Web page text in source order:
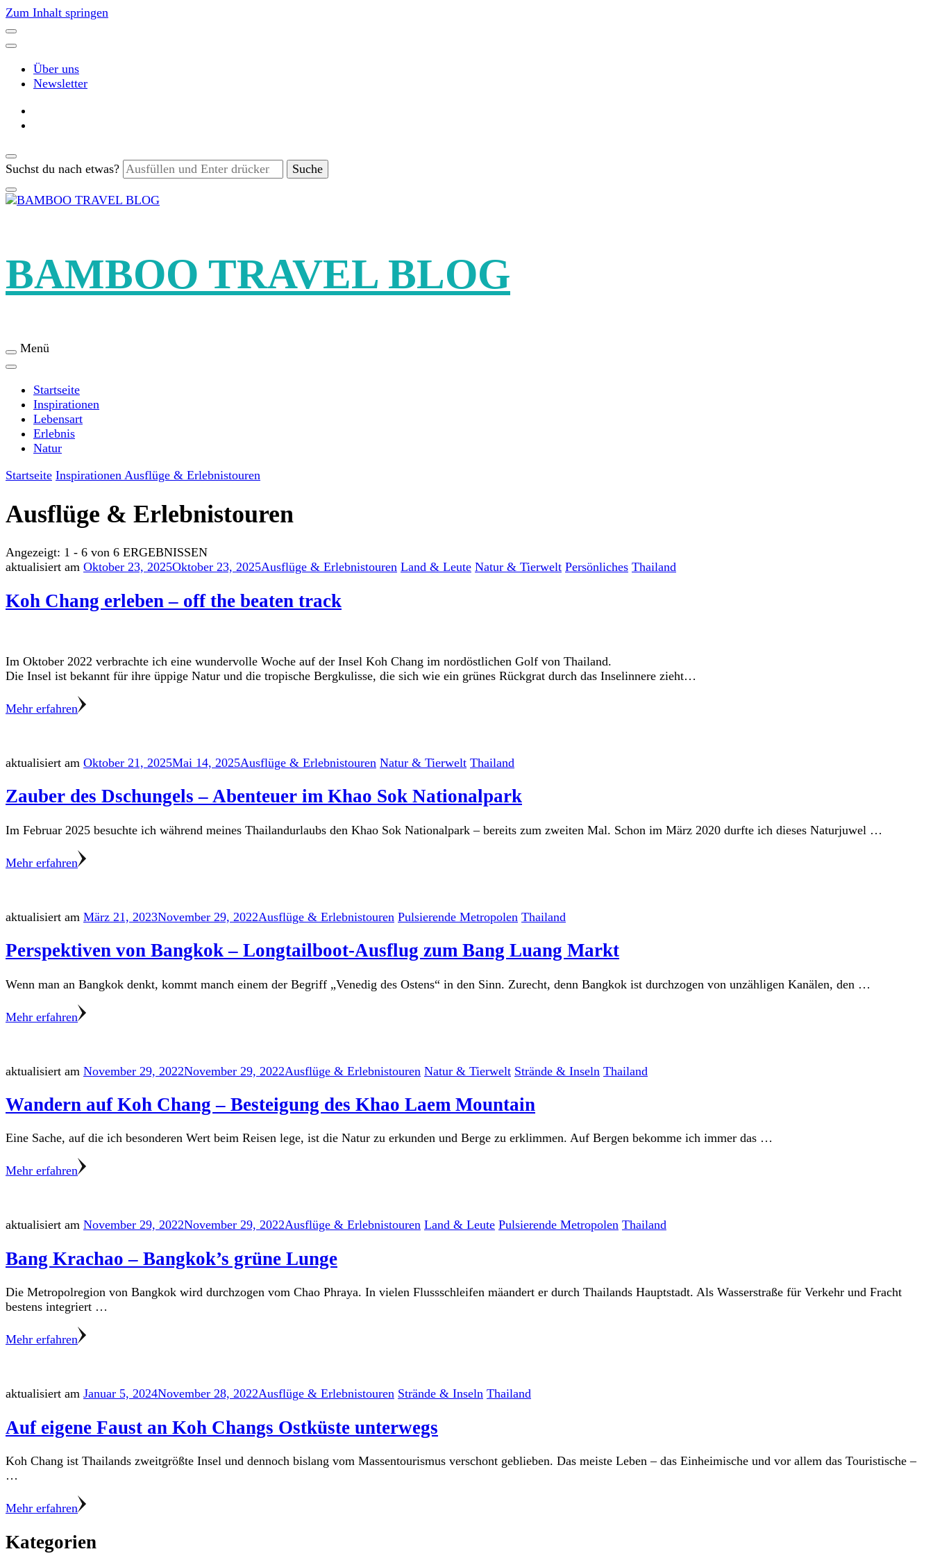
Zum Inhalt springen
Über uns
Newsletter
Suchst du nach etwas?
BAMBOO TRAVEL BLOG
Menü
Startseite
Inspirationen
Lebensart
Erlebnis
Natur
Startseite Inspirationen Ausflüge & Erlebnistouren
Ausflüge & Erlebnistouren
Angezeigt: 1 - 6 von 6 ERGEBNISSEN
aktualisiert am Oktober 23, 2025Oktober 23, 2025Ausflüge & Erlebnistouren Land & Leute Natur & Tierwelt Persönliches Thailand
Koh Chang erleben – off the beaten track
Im Oktober 2022 verbrachte ich eine wundervolle Woche auf der Insel Koh Chang im nordöstlichen Golf von Thailand.
Die Insel ist bekannt für ihre üppige Natur und die tropische Bergkulisse, die sich wie ein grünes Rückgrat durch das Inselinnere zieht…
Mehr erfahren
aktualisiert am Oktober 21, 2025Mai 14, 2025Ausflüge & Erlebnistouren Natur & Tierwelt Thailand
Zauber des Dschungels – Abenteuer im Khao Sok Nationalpark
Im Februar 2025 besuchte ich während meines Thailandurlaubs den Khao Sok Nationalpark – bereits zum zweiten Mal. Schon im März 2020 durfte ich dieses Naturjuwel …
Mehr erfahren
aktualisiert am März 21, 2023November 29, 2022Ausflüge & Erlebnistouren Pulsierende Metropolen Thailand
Perspektiven von Bangkok – Longtailboot-Ausflug zum Bang Luang Markt
Wenn man an Bangkok denkt, kommt manch einem der Begriff „Venedig des Ostens“ in den Sinn. Zurecht, denn Bangkok ist durchzogen von unzähligen Kanälen, den …
Mehr erfahren
aktualisiert am November 29, 2022November 29, 2022Ausflüge & Erlebnistouren Natur & Tierwelt Strände & Inseln Thailand
Wandern auf Koh Chang – Besteigung des Khao Laem Mountain
Eine Sache, auf die ich besonderen Wert beim Reisen lege, ist die Natur zu erkunden und Berge zu erklimmen. Auf Bergen bekomme ich immer das …
Mehr erfahren
aktualisiert am November 29, 2022November 29, 2022Ausflüge & Erlebnistouren Land & Leute Pulsierende Metropolen Thailand
Bang Krachao – Bangkok’s grüne Lunge
Die Metropolregion von Bangkok wird durchzogen vom Chao Phraya. In vielen Flussschleifen mäandert er durch Thailands Hauptstadt. Als Wasserstraße für Verkehr und Fracht
bestens integriert …
Mehr erfahren
aktualisiert am Januar 5, 2024November 28, 2022Ausflüge & Erlebnistouren Strände & Inseln Thailand
Auf eigene Faust an Koh Changs Ostküste unterwegs
Koh Chang ist Thailands zweitgrößte Insel und dennoch bislang vom Massentourismus verschont geblieben. Das meiste Leben – das Einheimische und vor allem das Touristische –
…
Mehr erfahren
Kategorien